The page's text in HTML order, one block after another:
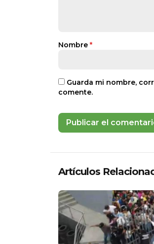
Nombre *
Guarda mi nombre,
comente.
Artículos